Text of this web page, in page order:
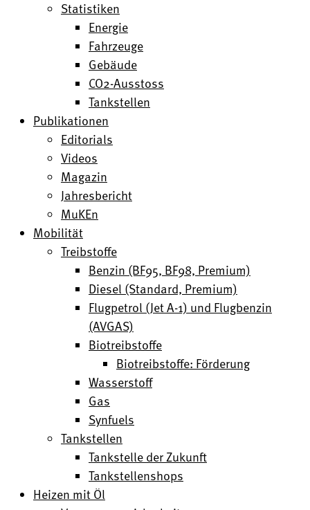
Statistiken
Energie
Fahrzeuge
Gebäude
CO2-Ausstoss
Tankstellen
Publikationen
Editorials
Videos
Magazin
Jahresbericht
MuKEn
Mobilität
Treibstoffe
Benzin (BF95, BF98, Premium)
Diesel (Standard, Premium)
Flugpetrol (Jet A-1) und Flugbenzin
(AVGAS)
Biotreibstoffe
Biotreibstoffe: Förderung
Wasserstoff
Gas
Synfuels
Tankstellen
Tankstelle der Zukunft
Tankstellenshops
Heizen mit Öl